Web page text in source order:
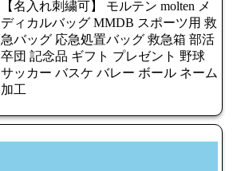
【名入れ刺繍可】 モルテン molten メ
ディカルバッグ MMDB スポーツ用 救
急バッグ 応急処置バッグ 救急箱 部活
卒団 記念品 ギフト プレゼント 野球
サッカー バスケ バレー ボール ネーム
加工